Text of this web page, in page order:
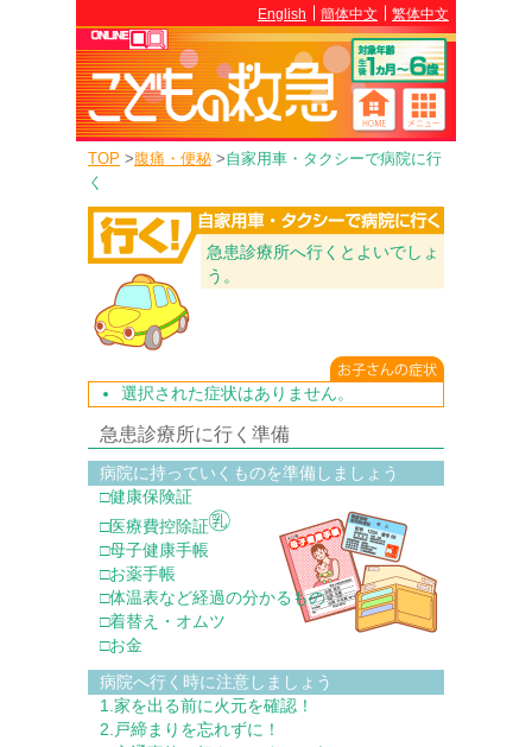
English 簡体中文 繁体中文
TOP >腹痛・便秘 >自家用車・タクシーで病院に行
く
急患診療所へ行くとよいでしょ
う。
選択された症状はありません。
急患診療所に行く準備
病院に持っていくものを準備しましょう
□健康保険証
□医療費控除証
□母子健康手帳
□お薬手帳
□体温表など経過の分かるもの
□着替え・オムツ
□お金
病院へ行く時に注意しましょう
1.家を出る前に火元を確認！
2.戸締まりを忘れずに！